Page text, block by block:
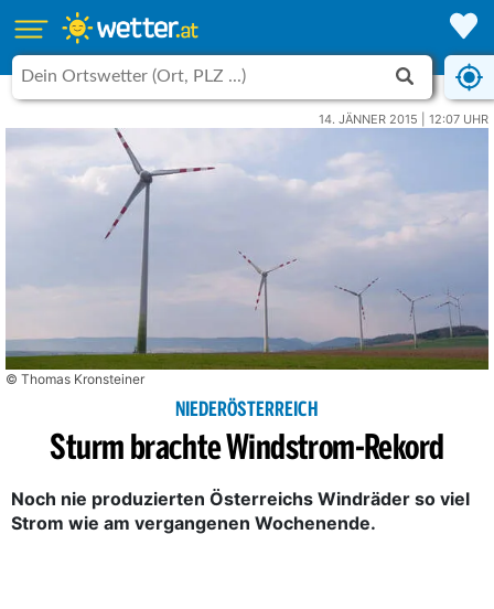
14. JÄNNER 2015 | 12:07 UHR
© Thomas Kronsteiner
NIEDERÖSTERREICH
Sturm brachte Windstrom-Rekord
Noch nie produzierten Österreichs Windräder so viel
Strom wie am vergangenen Wochenende.